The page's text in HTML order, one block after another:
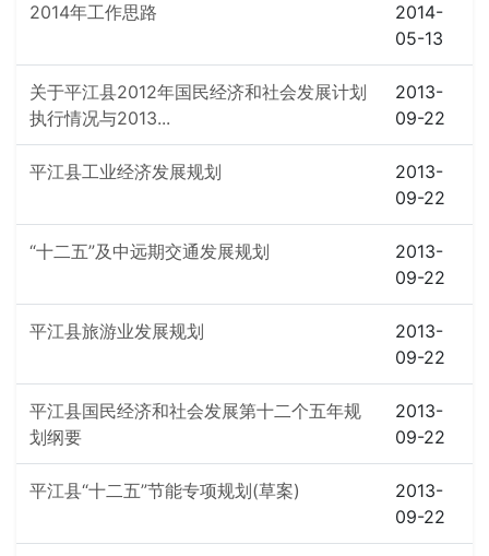
2014年工作思路
2014-
05-13
关于平江县2012年国民经济和社会发展计划
执行情况与2013...
2013-
09-22
平江县工业经济发展规划
2013-
09-22
“十二五”及中远期交通发展规划
2013-
09-22
平江县旅游业发展规划
2013-
09-22
平江县国民经济和社会发展第十二个五年规
划纲要
2013-
09-22
平江县“十二五”节能专项规划(草案)
2013-
09-22